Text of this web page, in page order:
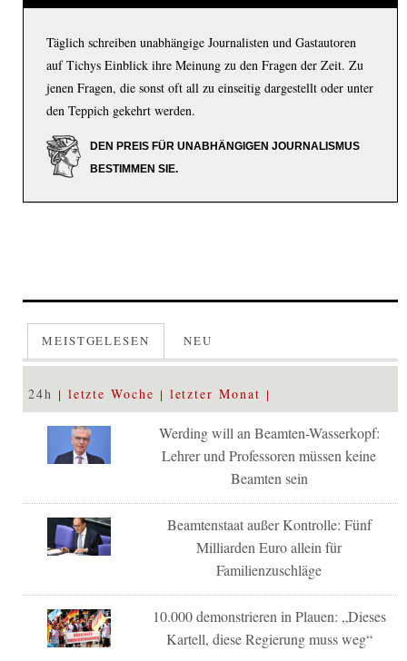
Täglich schreiben unabhängige Journalisten und Gastautoren
auf Tichys Einblick ihre Meinung zu den Fragen der Zeit. Zu
jenen Fragen, die sonst oft all zu einseitig dargestellt oder unter
den Teppich gekehrt werden.
DEN PREIS FÜR UNABHÄNGIGEN JOURNALISMUS
BESTIMMEN SIE.
MEISTGELESEN NEU
24h letzte Woche letzter Monat
Werding will an Beamten-Wasserkopf:
Lehrer und Professoren müssen keine
Beamten sein
Beamtenstaat außer Kontrolle: Fünf
Milliarden Euro allein für
Familienzuschläge
10.000 demonstrieren in Plauen: „Dieses
Kartell, diese Regierung muss weg“